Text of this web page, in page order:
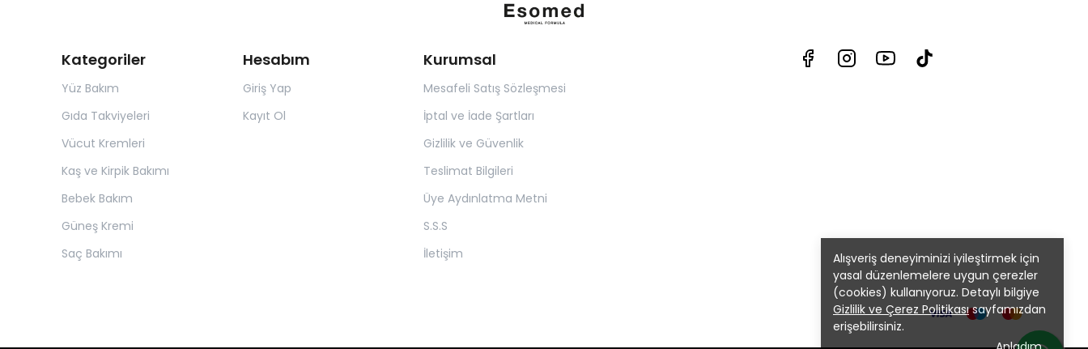
Alışveriş deneyiminizi iyileştirmek için
yasal düzenlemelere uygun çerezler
(cookies) kullanıyoruz. Detaylı bilgiye
Gizlilik ve Çerez Politikasısayfamızdan
erişebilirsiniz.
Kategoriler
Yüz Bakım
Gıda Takviyeleri
Vücut Kremleri
Kaş ve Kirpik Bakımı
Bebek Bakım
Güneş Kremi
Saç Bakımı
Hesabım
Giriş Yap
Kayıt Ol
Kurumsal
Mesafeli Satış Sözleşmesi
İptal ve İade Şartları
Gizlilik ve Güvenlik
Teslimat Bilgileri
Üye Aydınlatma Metni
S.S.S
İletişim